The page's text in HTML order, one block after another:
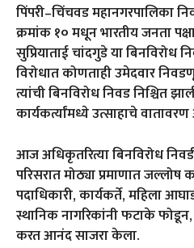
पिंपरी–चिंचवड महानगरपालिका
क्रमांक १० मधून भारतीय जनता
सुप्रियाताई चांदगुडे या बिनविरोध
विरोधात कोणताही उमेदवार
त्यांची बिनविरोध निवड निश्चित
कार्यकर्त्यांमध्ये उत्साहाचे
आज अधिकृतरित्या बिनविरोध
परिसरात मोठ्या प्रमाणात
पदाधिकारी, कार्यकर्ते, महिला
स्थानिक नागरिकांनी फटाके
करत आनंद साजरा केला.